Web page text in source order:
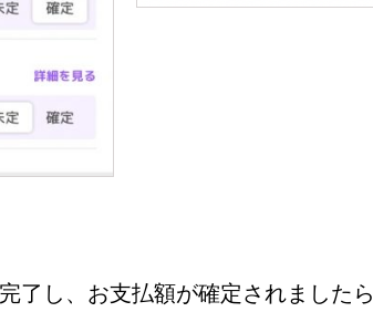
了し、お支払額が確定されました